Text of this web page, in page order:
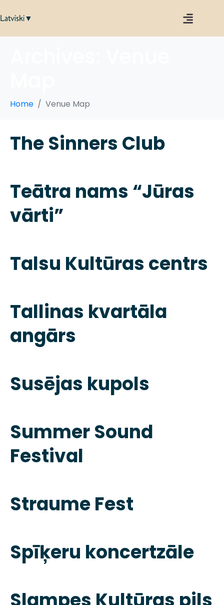
Latviski▼
Home Venue Map
The Sinners Club
Teātra nams “Jūras
vārti”
Talsu Kultūras centrs
Tallinas kvartāla
angārs
Susējas kupols
Summer Sound
Festival
Straume Fest
Spīķeru koncertzāle